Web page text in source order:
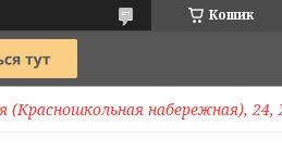
Кошик
(Красношкольная набережная), 24,